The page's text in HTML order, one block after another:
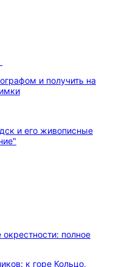
и получить на
полное
к горе Кольцо,